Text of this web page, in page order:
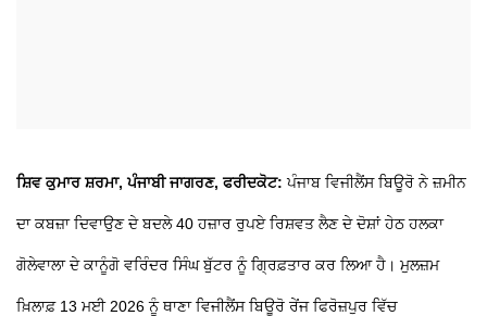
ਸ਼ਿਵ ਕੁਮਾਰ ਸ਼ਰਮਾ, ਪੰਜਾਬੀ ਜਾਗਰਣ, ਫਰੀਦਕੋਟ: ਪੰਜਾਬ ਵਿਜੀਲੈਂਸ ਬਿਊਰੋ ਨੇ ਜ਼ਮੀਨ
ਦਾ ਕਬਜ਼ਾ ਦਿਵਾਉਣ ਦੇ ਬਦਲੇ 40 ਹਜ਼ਾਰ ਰੁਪਏ ਰਿਸ਼ਵਤ ਲੈਣ ਦੇ ਦੋਸ਼ਾਂ ਹੇਠ ਹਲਕਾ
ਗੋਲੇਵਾਲਾ ਦੇ ਕਾਨੂੰਗੋ ਵਰਿੰਦਰ ਸਿੰਘ ਬੁੱਟਰ ਨੂੰ ਗ੍ਰਿਫ਼ਤਾਰ ਕਰ ਲਿਆ ਹੈ। ਮੁਲਜ਼ਮ
ਖ਼ਿਲਾਫ਼ 13 ਮਈ 2026 ਨੂੰ ਥਾਣਾ ਵਿਜੀਲੈਂਸ ਬਿਊਰੋ ਰੇਂਜ ਫਿਰੋਜ਼ਪੁਰ ਵਿੱਚ